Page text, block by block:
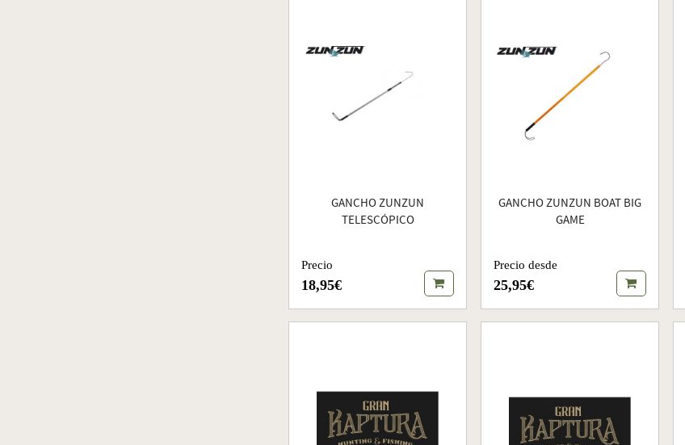
GANCHO ZUNZUN
TELESCÓPICO
Precio
18,95€
GANCHO ZUNZUN BOAT BIG
GAME
Precio desde
25,95€